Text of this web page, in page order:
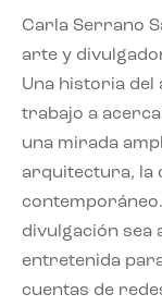
Carla Serrano
arte y
Una historia del
trabajo a
una mirada
arquitectura, la
divulgación sea
entretenida
cuentas de